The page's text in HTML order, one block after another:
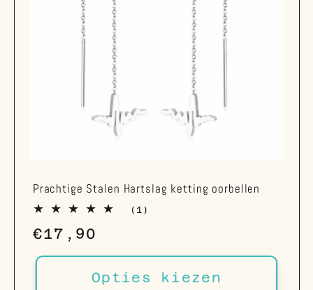
Prachtige Stalen Hartslag ketting oorbellen
(1)
Normale
prijs
€17,90
Opties kiezen